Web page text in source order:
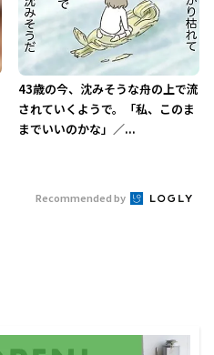
43歳の今、沈みそうな舟の上で流
されていくようで。「私、このま
までいいのかな」／...
Recommended by